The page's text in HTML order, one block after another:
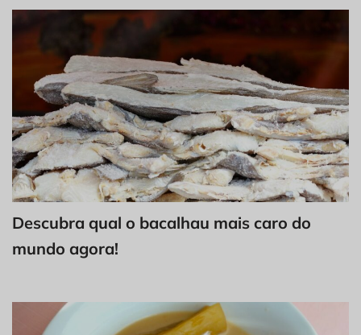
Descubra qual o bacalhau mais caro do
mundo agora!